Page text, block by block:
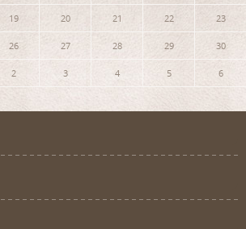
19 20 21 22 23
26 27 28 29 30
2 3 4 5 6